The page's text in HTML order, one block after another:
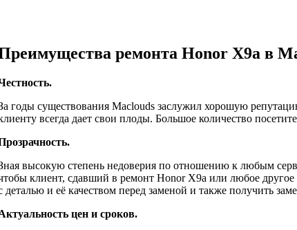
ремонта Honor X9a в
годы существования Maclouds заслужил хорошую
всегда дает свои плоды. Большое количество
высокую степень недоверия по отношению к любым
клиент, сдавший в ремонт Honor X9a или любое другое
деталью и её качеством перед заменой и также получить
цен и сроков.